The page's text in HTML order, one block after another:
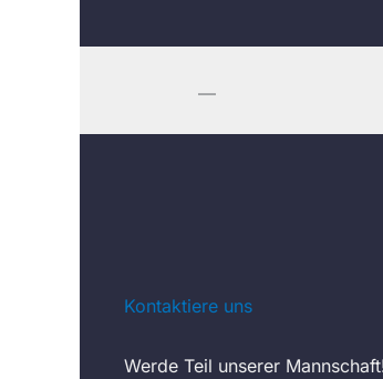
—
Kontaktiere uns
Werde Teil unserer